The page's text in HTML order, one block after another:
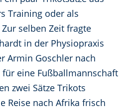
Training oder als
selben Zeit fragte
in der Physiopraxis
Armin Goschler nach
eine Fußballmannschaft
zwei Sätze Trikots
Reise nach Afrika frisch